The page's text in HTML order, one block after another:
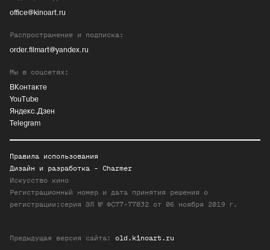
office@kinoart.ru
Распространение и подписка:
order.filmart@yandex.ru
Мы в соцсетях:
ВКонтакте
YouTube
Яндекс.Дзен
Telegram
Правила использования
Дизайн и разработка - Charmer
Искусство кино
Регистрационный номер и дата принятия решения о
регистрации:серия ЭЛ № ФС77-77032 от 06 ноября 2019 г.
Предыдущая версия сайта: old.kinoart.ru